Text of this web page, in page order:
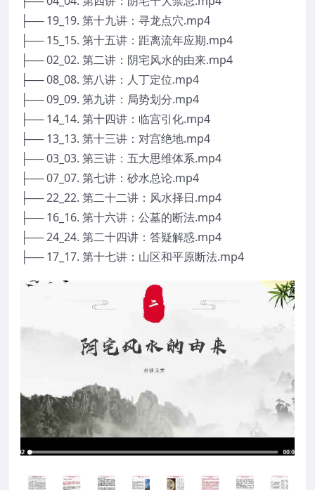
├── 19_19. 第十九讲：寻龙点穴.mp4
├── 15_15. 第十五讲：距离流年应期.mp4
├── 02_02. 第二讲：阴宅风水的由来.mp4
├── 08_08. 第八讲：人丁定位.mp4
├── 09_09. 第九讲：局势划分.mp4
├── 14_14. 第十四讲：临宫引化.mp4
├── 13_13. 第十三讲：对宫绝地.mp4
├── 03_03. 第三讲：五大思维体系.mp4
├── 07_07. 第七讲：砂水总论.mp4
├── 22_22. 第二十二讲：风水择日.mp4
├── 16_16. 第十六讲：公墓的断法.mp4
├── 24_24. 第二十四讲：答疑解惑.mp4
├── 17_17. 第十七讲：山区和平原断法.mp4